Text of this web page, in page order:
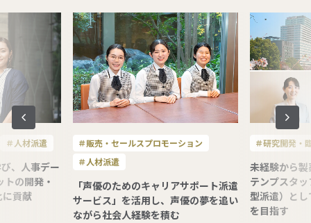
＃人材派遣
、人事デー
の開発・
貢献
＃販売・セールスプロモーション
＃人材派遣
「声優のためのキャリアサポート派遣
サービス」を活用し、声優の夢を追い
ながら社会人経験を積む
＃研究開発・
未経験から
テンプスタ
型派遣）と
を目指す